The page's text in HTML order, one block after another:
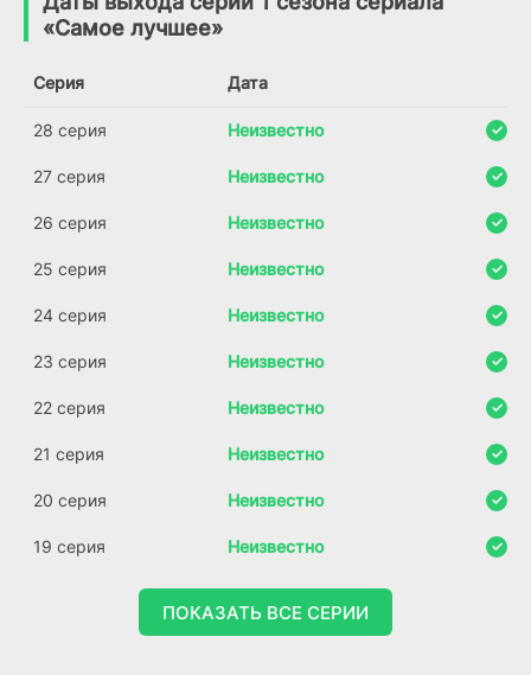
7.1
(2024)
«Самое лучшее»
Серия Дата
28 серия Неизвестно
27 серия Неизвестно
26 серия Неизвестно
25 серия Неизвестно
24 серия Неизвестно
23 серия Неизвестно
22 серия Неизвестно
21 серия Неизвестно
20 серия Неизвестно
19 серия Неизвестно
ПОКАЗАТЬ ВСЕ СЕРИИ